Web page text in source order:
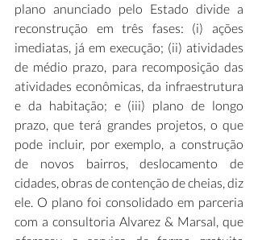
plano anunciado pelo Estado divide a
reconstrução em três fases: (i) ações
imediatas, já em execução; (ii) atividades
de médio prazo, para recomposição das
atividades econômicas, da infraestrutura
e da habitação; e (iii) plano de longo
prazo, que terá grandes projetos, o que
pode incluir, por exemplo, a construção
de novos bairros, deslocamento de
cidades, obras de contenção de cheias, diz
ele. O plano foi consolidado em parceria
com a consultoria Alvarez & Marsal, que